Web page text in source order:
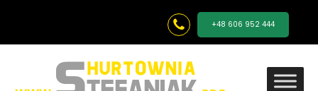
+48 606 952 444